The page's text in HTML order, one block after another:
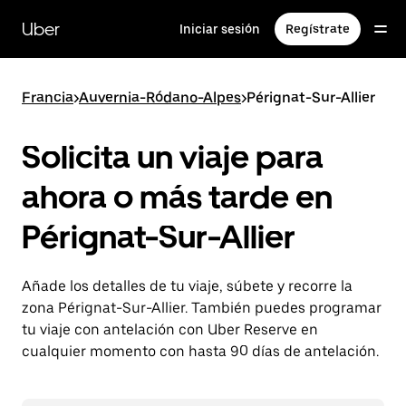
contenido
principal
Uber Iniciar sesión Regístrate
Francia>Auvernia-Ródano-Alpes>Pérignat-Sur-Allier
Solicita un viaje para
ahora o más tarde en
Pérignat-Sur-Allier
Añade los detalles de tu viaje, súbete y recorre la
zona Pérignat-Sur-Allier. También puedes programar
tu viaje con antelación con Uber Reserve en
cualquier momento con hasta 90 días de antelación.